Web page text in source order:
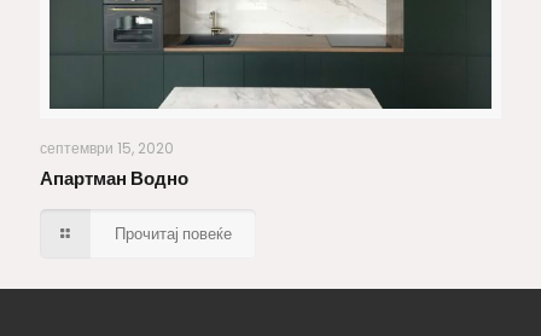
септември 15, 2020
Апартман Водно
Прочитај повеќе